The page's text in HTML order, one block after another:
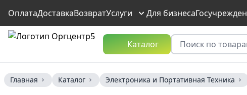
ОплатаДоставкаВозвратУслуги Для бизнеса
Каталог
Главная Каталог Электроника и Портативная Техника